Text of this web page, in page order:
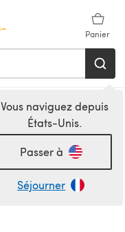
Panier
Vous naviguez depuis
États-Unis.
Passer à
Séjourner